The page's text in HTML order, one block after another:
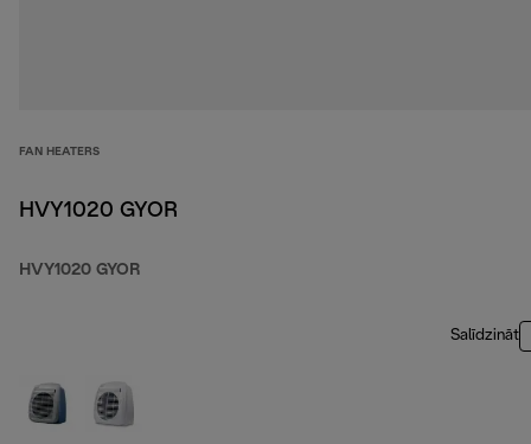
FAN HEATERS
HVY1020 GYOR
HVY1020 GYOR
Salīdzināt